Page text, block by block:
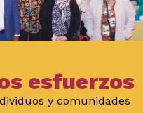
esfuerzos
y comunidades